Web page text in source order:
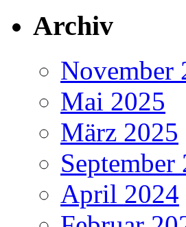
Archiv
November
Mai 2025
März 2025
September
April 2024